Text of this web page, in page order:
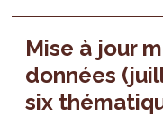
Mise à jour
données
six